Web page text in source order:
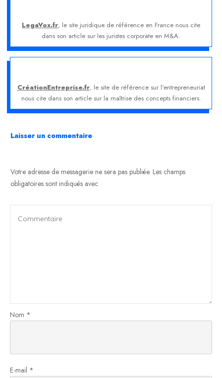
LegaVox.fr, le site juridique de référence en France nous cite
dans son article sur les juristes corporate en M&A.
CréationEntreprise.fr, le site de référence sur l'entrepreneuriat
nous cite dans son article sur la maîtrise des concepts financiers.
Laisser un commentaire
Votre adresse de messagerie ne sera pas publiée. Les champs
obligatoires sont indiqués avec
Nom *
E-mail *